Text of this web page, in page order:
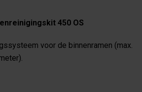
450 OS
voor de binnenramen (max.